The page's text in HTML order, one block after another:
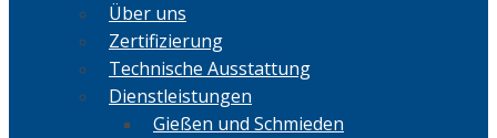
Über uns
Zertifizierung
Technische Ausstattung
Dienstleistungen
Gießen und Schmieden